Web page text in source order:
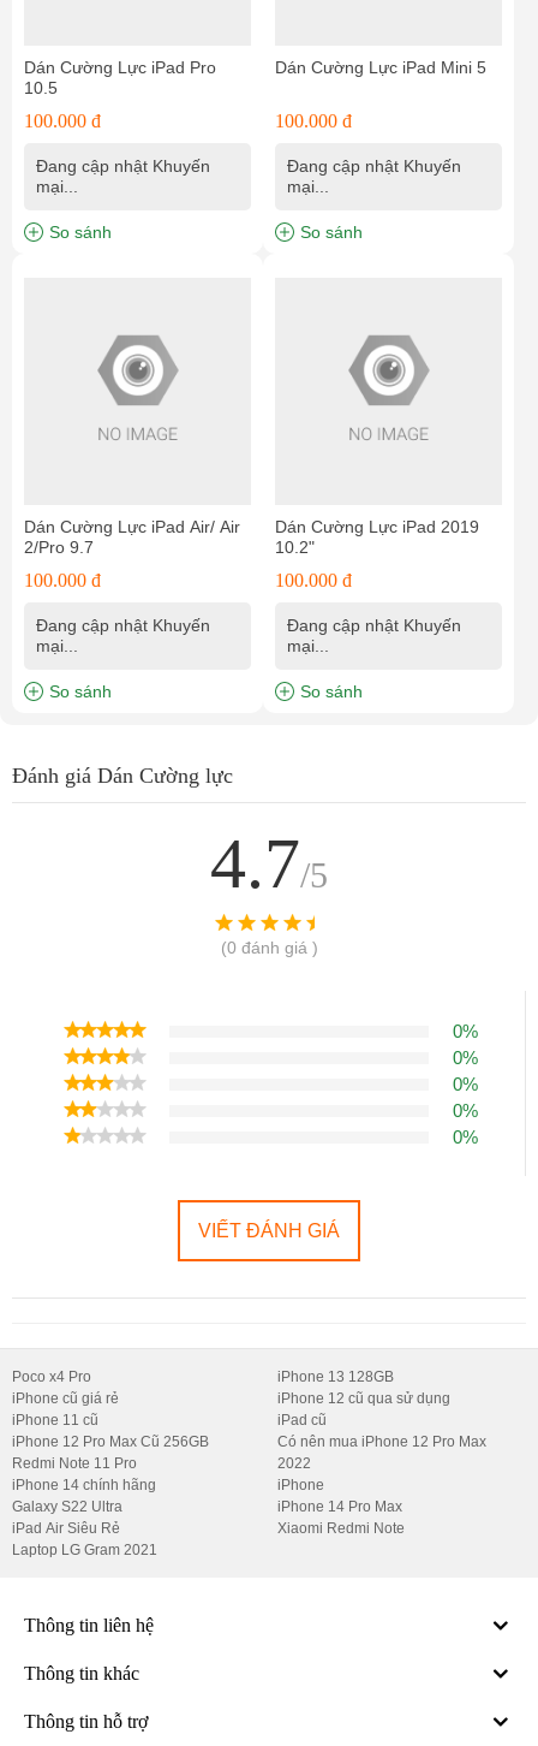
Dán Cường Lực iPad Pro
10.5
100.000 đ
Đang cập nhật Khuyến
mại...
So sánh
Dán Cường Lực iPad Mini 5
100.000 đ
Đang cập nhật Khuyến
mại...
So sánh
Dán Cường Lực iPad Air/ Air
2/Pro 9.7
100.000 đ
Đang cập nhật Khuyến
mại...
So sánh
Dán Cường Lực iPad 2019
10.2"
100.000 đ
Đang cập nhật Khuyến
mại...
So sánh
Đánh giá Dán Cường lực
4.7/5
(0 đánh giá )
0%
0%
0%
0%
0%
VIẾT ĐÁNH GIÁ
Poco x4 Pro
iPhone cũ giá rẻ
iPhone 11 cũ
iPhone 12 Pro Max Cũ 256GB
Redmi Note 11 Pro
iPhone 14 chính hãng
Galaxy S22 Ultra
iPad Air Siêu Rẻ
Laptop LG Gram 2021
iPhone 13 128GB
iPhone 12 cũ qua sử dụng
iPad cũ
Có nên mua iPhone 12 Pro Max
2022
iPhone
iPhone 14 Pro Max
Xiaomi Redmi Note
Thông tin liên hệ
Thông tin khác
Thông tin hỗ trợ